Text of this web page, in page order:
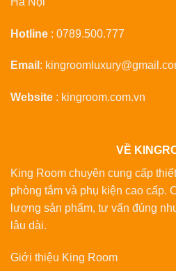
Hotline : 0789.500.777
Email :
Website : kingroom.com.vn
VỀ
King Room chuyên cung cấp
phòng tắm và phụ kiện cao cấp.
lượng sản phẩm, tư vấn đúng
lâu dài.
Giới thiệu King Room